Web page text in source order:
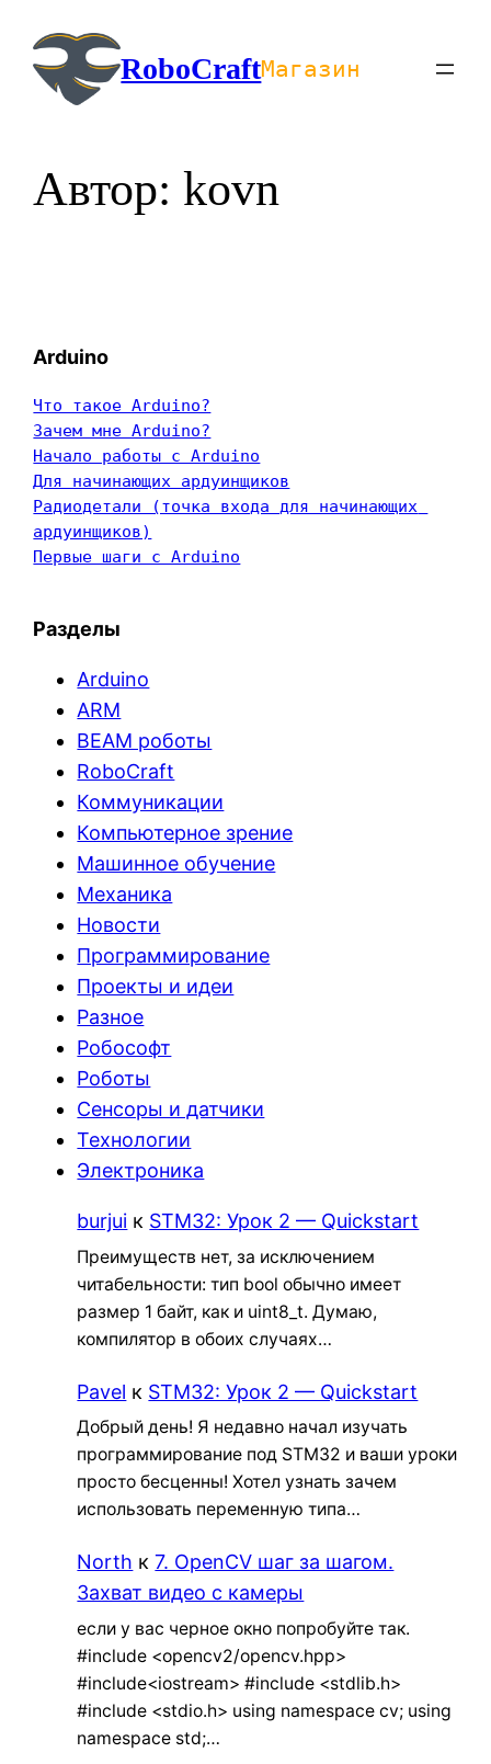
содержимомуRoboCraftМагазин
Автор:kovn
Arduino
Что такое Arduino?
Зачем мне Arduino?
Начало работы с Arduino
Для начинающих ардуинщиков
Радиодетали (точка входа для начинающих
ардуинщиков)
Первые шаги с Arduino
Разделы
Arduino
ARM
BEAM роботы
RoboCraft
Коммуникации
Компьютерное зрение
Машинное обучение
Механика
Новости
Программирование
Проекты и идеи
Разное
Робософт
Роботы
Сенсоры и датчики
Технологии
Электроника
burjui к STM32: Урок 2 — Quickstart
Преимуществ нет, за исключением
читабельности: тип bool обычно имеет
размер 1 байт, как и uint8_t. Думаю,
компилятор в обоих случаях…
Pavel к STM32: Урок 2 — Quickstart
Добрый день! Я недавно начал изучать
программирование под STM32 и ваши уроки
просто бесценны! Хотел узнать зачем
использовать переменную типа…
North к7. OpenCV шаг за шагом.
Захват видео с камеры
если у вас черное окно попробуйте так.
#include <opencv2/opencv.hpp>
#include<iostream> #include <stdlib.h>
#include <stdio.h> using namespace cv; using
namespace std;…